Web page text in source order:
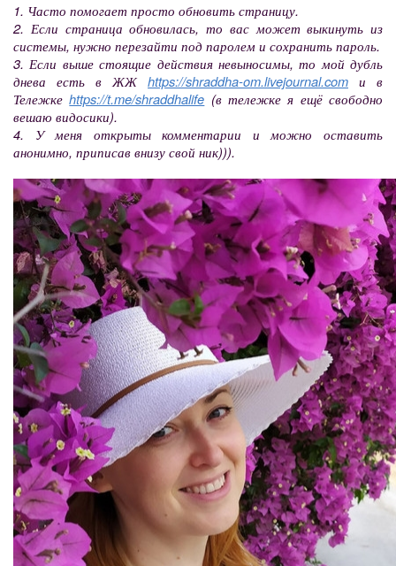
1. Часто помогает просто обновить страницу.
2. Если страница обновилась, то вас может выкинуть из
системы, нужно перезайти под паролем и сохранить пароль.
3. Если выше стоящие действия невыносимы, то мой дубль
днева есть в ЖЖ https://shraddha-om.livejournal.com и в
Тележкеhttps://t.me/shraddhalife (в тележке я ещё свободно
вешаю видосики).
4. У меня открыты комментарии и можно оставить
анонимно, приписав внизу свой ник))).